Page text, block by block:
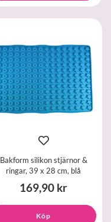
Bakform silikon stjärnor &
ringar, 39 x 28 cm, blå
169,90 kr
Köp